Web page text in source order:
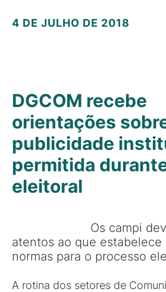
4 DE JULHO DE 2018
DGCOM recebe
orientações
publicidade
permitida
eleitoral
Os campi
atentos ao que estabelece
normas para o processo
A rotina dos setores de